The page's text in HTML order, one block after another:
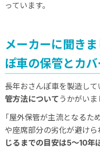
っています。
メーカーに聞き
ぽ車の保管とカ
長年おさんぽ車を製造して
管方法について うかがいま
「屋外保管が主流となる
や座席部分の劣化が避けら
じるまでの目安は5～10年